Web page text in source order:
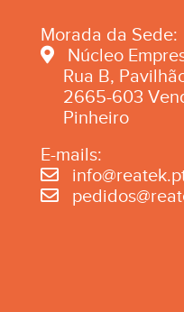
Morada da Sede:
Núcleo
Rua B,
2665-603
Pinheiro
E-mails: